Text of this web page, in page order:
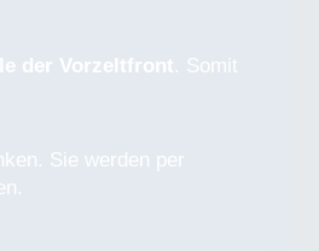
der Vorzeltfront. Somit
Sie werden per